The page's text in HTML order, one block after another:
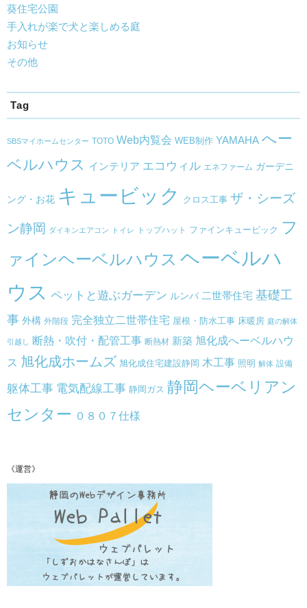
葵住宅公園
手入れが楽で犬と楽しめる庭
お知らせ
その他
Tag
SBSマイホームセンター TOTO Web内覧会 WEB制作 YAMAHA へー
ベルハウス インテリア エコウィル エネファーム ガーデニ
ング・お花 キュービック クロス工事 ザ・シーズ
ン静岡 ダイキンエアコン トイレ トップハット ファインキュービック フ
ァインヘーベルハウス ヘーベルハ
ウス ペットと遊ぶガーデン ルンバ 二世帯住宅 基礎工
事 外構 外階段 完全独立二世帯住宅 屋根・防水工事 床暖房 庭の解体
引越し 断熱・吹付・配管工事 断熱材 新築 旭化成へーベルハウ
ス 旭化成ホームズ 旭化成住宅建設静岡 木工事 照明 解体 設備
躯体工事 電気配線工事 静岡ガス 静岡ヘーベリアン
センター ０８０７仕様
《運営》